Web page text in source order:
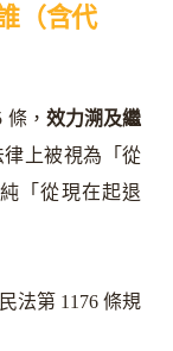
（含代
， 效力溯及繼
律上被視為「從
「從現在起退
法第 1176 條規